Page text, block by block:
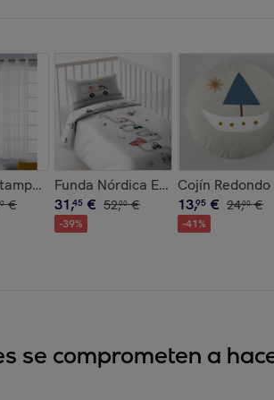
- Incluye 1/2 Fundas de
- Infantil - Cierre Solapa -
- Con Ojales - 100% Algodón -
€
Funda Nórdica Estampada -
31,45 € 52,00 €
-39%
Cojín
13,95 € 24,00 €
-41%
se comprometen a